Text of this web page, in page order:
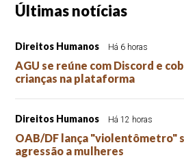
Últimas notícias
Direitos Humanos Há 6 horas
AGU se reúne com Discord e
crianças na plataforma
Direitos Humanos Há 12 horas
OAB/DF lança "violentômetro"
agressão a mulheres